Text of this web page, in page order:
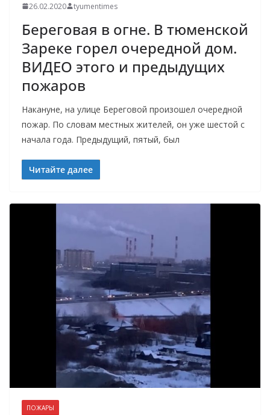
26.02.2020 tyumentimes
Береговая в огне. В тюменской
Зареке горел очередной дом.
ВИДЕО этого и предыдущих
пожаров
Накануне, на улице Береговой произошел очередной
пожар. По словам местных жителей, он уже шестой с
начала года. Предыдущий, пятый, был
Читайте далее
ПОЖАРЫ